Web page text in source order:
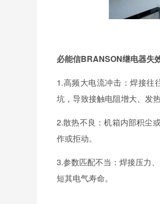
必能信BRANSON继电器失
1.高频大电流冲击：焊接往
坑，导致接触电阻增大、发热
2.散热不良：机箱内部积尘
作或拒动。
3.参数匹配不当：焊接压力
短其电气寿命。